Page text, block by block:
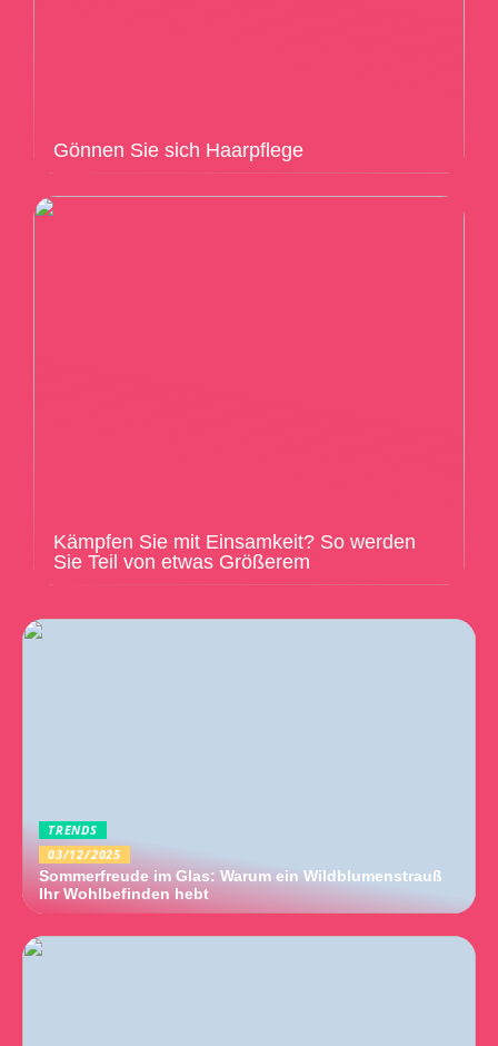
Gönnen Sie sich Haarpflege
Kämpfen Sie mit Einsamkeit? So werden
Sie Teil von etwas Größerem
TRENDS
03/12/2025
Sommerfreude im Glas: Warum ein Wildblumenstrauß
Ihr Wohlbefinden hebt